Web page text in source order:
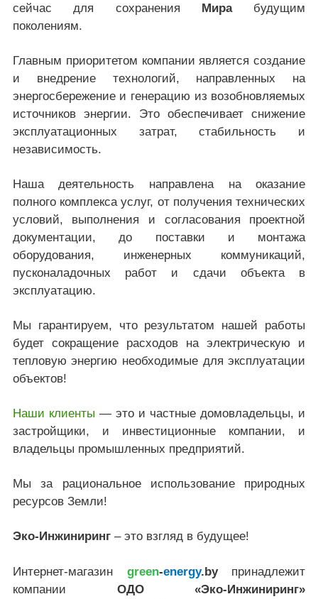
сейчас для сохранения Мирабудущим
поколениям.
Главным приоритетом компании является создание
и внедрение технологий, направленных на
энергосбережение и генерацию из возобновляемых
источников энергии. Это обеспечивает снижение
эксплуатационных затрат, стабильность и
независимость.
Наша деятельность направлена на оказание
полного комплекса услуг, от получения технических
условий, выполнения и согласования проектной
документации, до поставки и монтажа
оборудования, инженерных коммуникаций,
пусконаладочных работ и сдачи объекта в
эксплуатацию.
Мы гарантируем, что результатом нашей работы
будет сокращение расходов на электрическую и
тепловую энергию необходимые для эксплуатации
объектов!
Наши клиенты — это и частные домовладельцы, и
застройщики, и инвестиционные компании, и
владельцы промышленных предприятий.
Мы за рациональное использование природных
ресурсов Земли!
Эко-Инжиниринг– это взгляд в будущее!
Интернет-магазин green-energy.byпринадлежит
компании ОДО «Эко-Инжиниринг»